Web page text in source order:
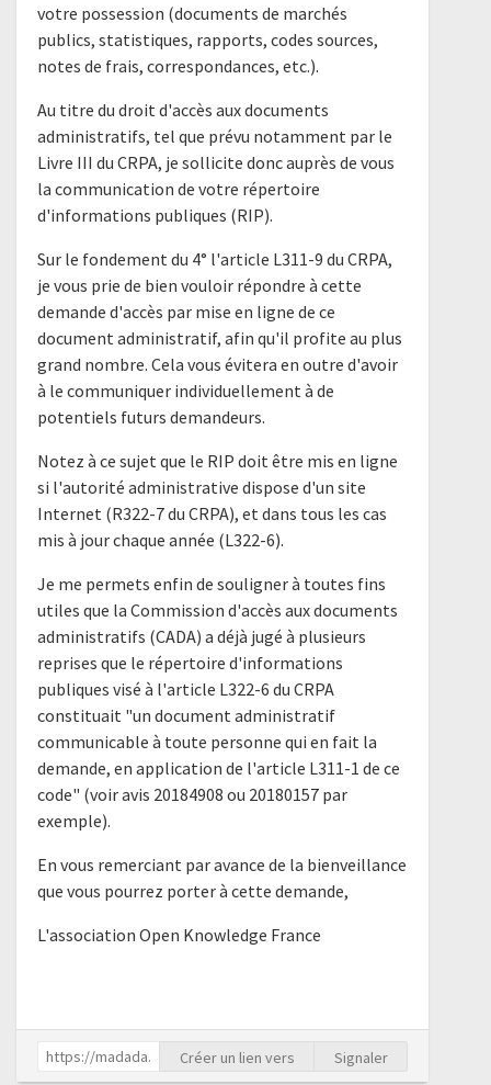
votre possession (documents de marchés
publics, statistiques, rapports, codes sources,
notes de frais, correspondances, etc.).
Au titre du droit d'accès aux documents
administratifs, tel que prévu notamment par le
Livre III du CRPA, je sollicite donc auprès de vous
la communication de votre répertoire
d'informations publiques (RIP).
Sur le fondement du 4° l'article L311-9 du CRPA,
je vous prie de bien vouloir répondre à cette
demande d'accès par mise en ligne de ce
document administratif, afin qu'il profite au plus
grand nombre. Cela vous évitera en outre d'avoir
à le communiquer individuellement à de
potentiels futurs demandeurs.
Notez à ce sujet que le RIP doit être mis en ligne
si l'autorité administrative dispose d'un site
Internet (R322-7 du CRPA), et dans tous les cas
mis à jour chaque année (L322-6).
Je me permets enfin de souligner à toutes fins
utiles que la Commission d'accès aux documents
administratifs (CADA) a déjà jugé à plusieurs
reprises que le répertoire d'informations
publiques visé à l'article L322-6 du CRPA
constituait "un document administratif
communicable à toute personne qui en fait la
demande, en application de l'article L311-1 de ce
code" (voir avis 20184908 ou 20180157 par
exemple).
En vous remerciant par avance de la bienveillance
que vous pourrez porter à cette demande,
L'association Open Knowledge France
Créer un lien vers Signaler